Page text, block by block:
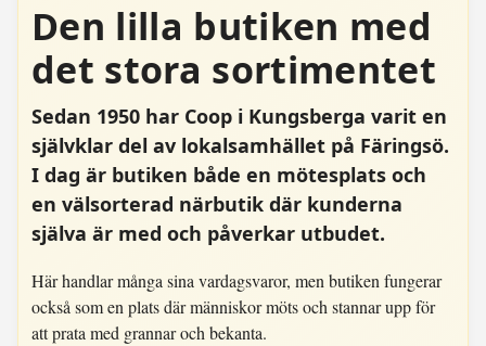
Den lilla butiken med
det stora sortimentet
Sedan 1950 har Coop i Kungsberga varit en
självklar del av lokalsamhället på Färingsö.
I dag är butiken både en mötesplats och
en välsorterad närbutik där kunderna
själva är med och påverkar utbudet.
Här handlar många sina vardagsvaror, men butiken fungerar
också som en plats där människor möts och stannar upp för
att prata med grannar och bekanta.